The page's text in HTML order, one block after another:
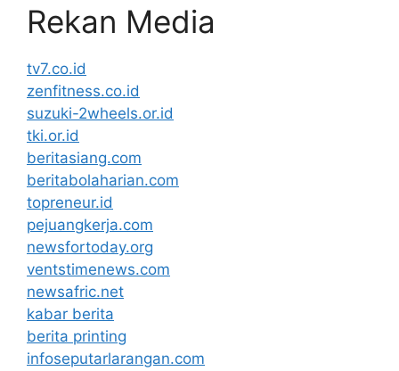
Rekan Media
tv7.co.id
zenfitness.co.id
suzuki-2wheels.or.id
tki.or.id
beritasiang.com
beritabolaharian.com
topreneur.id
pejuangkerja.com
newsfortoday.org
ventstimenews.com
newsafric.net
kabar berita
berita printing
infoseputarlarangan.com